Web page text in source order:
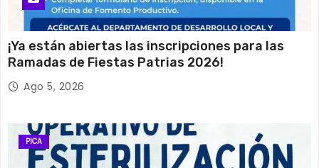
¡Ya están abiertas las inscripciones para las
Ramadas de Fiestas Patrias 2026!
Ago 5, 2026
PICA